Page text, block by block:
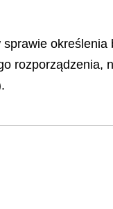
określenia
rozporządzenia,